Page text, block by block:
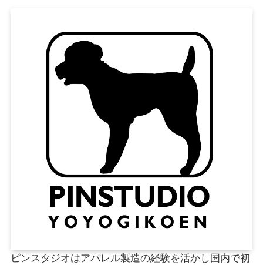
ピンスタジオはアパレル製造の経験を活かし国内で初